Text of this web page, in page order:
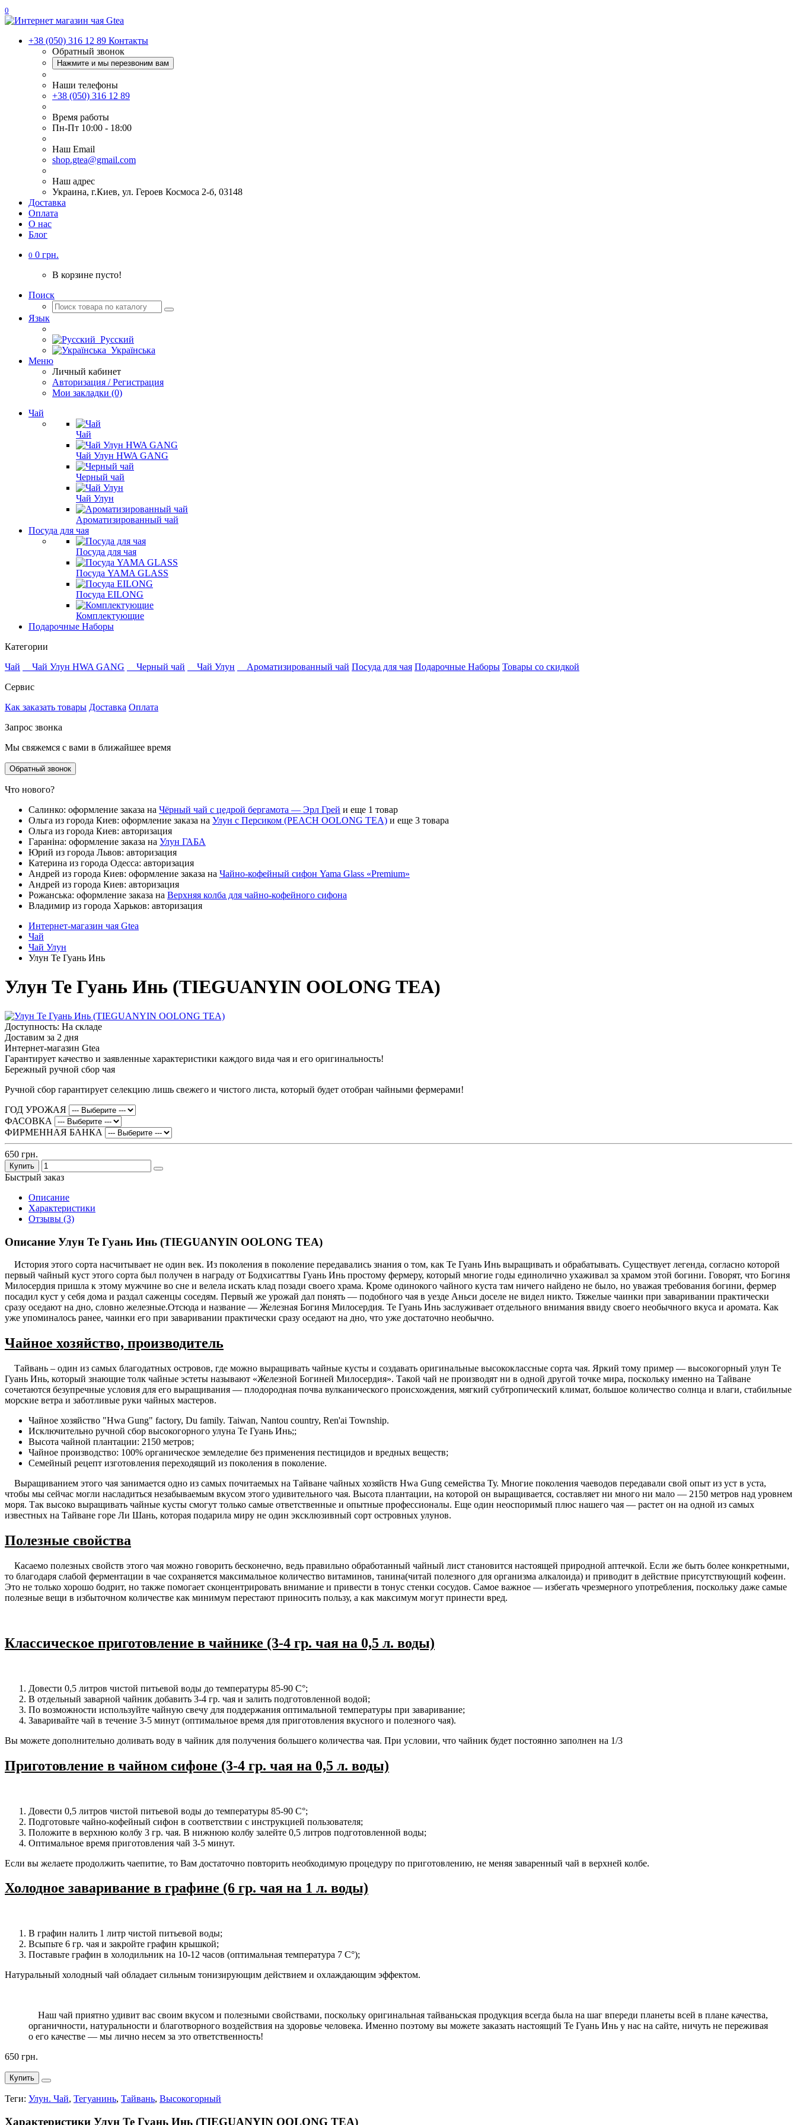
0
+38 (050) 316 12 89 Контакты
Обратный звонок
Нажмите и мы перезвоним вам
Наши телефоны
+38 (050) 316 12 89
Время работы
Пн-Пт 10:00 - 18:00
Наш Еmail
shop.gtea@gmail.com
Наш адрес
Украина, г.Киев, ул. Героев Космоса 2-б, 03148
Доставка
Оплата
О нас
Блог
0 0 грн.
В корзине пусто!
Поиск
Язык
Русский
Українська
Меню
Личный кабинет
Авторизация / Регистрация
Мои закладки (0)
Чай
Чай
Чай Улун HWA GANG
Черный чай
Чай Улун
Ароматизированный чай
Посуда для чая
Посуда для чая
Посуда YAMA GLASS
Посуда EILONG
Комплектующие
Подарочные Наборы
Категории
Чай
Чай Улун HWA GANG Черный чай Чай Улун Ароматизированный чай Посуда для чая Подарочные Наборы Товары со скидкой
Сервис
Как заказать товары Доставка Оплата
Запрос звонка
Мы свяжемся с вами в ближайшее время
Обратный звонок
Что нового?
Салинко: оформление заказа на Чёрный чай с цедрой бергамота — Эрл Грей и еще 1 товар
Ольга из города Киев: оформление заказа на Улун с Персиком (PEACH OOLONG TEA) и еще 3 товара
Ольга из города Киев: авторизация
Гараніна: оформление заказа на Улун ГАБА
Юрий из города Львов: авторизация
Катерина из города Одесса: авторизация
Андрей из города Киев: оформление заказа на Чайно-кофейный сифон Yama Glass «Premium»
Андрей из города Киев: авторизация
Рожанська: оформление заказа на Верхняя колба для чайно-кофейного сифона
Владимир из города Харьков: авторизация
Интернет-магазин чая Gtea
Чай
Чай Улун
Улун Те Гуань Инь
Улун Те Гуань Инь (TIEGUANYIN OOLONG TEA)
Доступность: На складе
Доставим за 2 дня
Интернет-магазин Gtea
Гарантирует качество и заявленные характеристики каждого вида чая и его оригинальность!
Бережный ручной сбор чая
Ручной сбор гарантирует селекцию лишь свежего и чистого листа, который будет отобран чайными фермерами!
ГОД УРОЖАЯ
ФАСОВКА
ФИРМЕННАЯ БАНКА
650 грн.
Купить
Быстрый заказ
Описание
Характеристики
Отзывы (3)
Описание Улун Те Гуань Инь (TIEGUANYIN OOLONG TEA)
История этого сорта насчитывает не один век. Из поколения в поколение передавались знания о том, как Те Гуань Инь выращивать и обрабатывать. Существует легенда, согласно которой
первый чайный куст этого сорта был получен в награду от Бодхисаттвы Гуань Инь простому фермеру, который многие годы единолично ухаживал за храмом этой богини. Говорят, что Богиня
Милосердия пришла к этому мужчине во сне и велела искать клад позади своего храма. Кроме одинокого чайного куста там ничего найдено не было, но уважая требования богини, фермер
посадил куст у себя дома и раздал саженцы соседям. Первый же урожай дал понять — подобного чая в уезде Аньси доселе не видел никто. Тяжелые чаинки при заваривании практически
сразу оседают на дно, словно железные.Отсюда и название — Железная Богиня Милосердия. Те Гуань Инь заслуживает отдельного внимания ввиду своего необычного вкуса и аромата. Как
уже упоминалось ранее, чаинки его при заваривании практически сразу оседают на дно, что уже достаточно необычно.
Чайное хозяйство, производитель
Тайвань – один из самых благодатных островов, где можно выращивать чайные кусты и создавать оригинальные высококлассные сорта чая. Яркий тому пример — высокогорный улун Те
Гуань Инь, который знающие толк чайные эстеты называют «Железной Богиней Милосердия». Такой чай не производят ни в одной другой точке мира, поскольку именно на Тайване
сочетаются безупречные условия для его выращивания — плодородная почва вулканического происхождения, мягкий субтропический климат, большое количество солнца и влаги, стабильные
морские ветра и заботливые руки чайных мастеров.
Чайное хозяйство "Hwa Gung" factory, Du family. Taiwan, Nantou country, Ren'ai Township.
Исключительно ручной сбор высокогорного улуна Те Гуань Инь;;
Высота чайной плантации: 2150 метров;
Чайное производство: 100% органическое земледелие без применения пестицидов и вредных веществ;
Семейный рецепт изготовления переходящий из поколения в поколение.
Выращиванием этого чая занимается одно из самых почитаемых на Тайване чайных хозяйств Hwa Gung семейства Ту. Многие поколения чаеводов передавали свой опыт из уст в уста,
чтобы мы сейчас могли насладиться незабываемым вкусом этого удивительного чая. Высота плантации, на которой он выращивается, составляет ни много ни мало — 2150 метров над уровнем
моря. Так высоко выращивать чайные кусты смогут только самые ответственные и опытные профессионалы. Еще один неоспоримый плюс нашего чая — растет он на одной из самых
известных на Тайване горе Ли Шань, которая подарила миру не один эксклюзивный сорт островных улунов.
Полезные свойства
Касаемо полезных свойств этого чая можно говорить бесконечно, ведь правильно обработанный чайный лист становится настоящей природной аптечкой. Если же быть более конкретными,
то благодаря слабой ферментации в чае сохраняется максимальное количество витаминов, танина(читай полезного для организма алкалоида) и приводит в действие присутствующий кофеин.
Это не только хорошо бодрит, но также помогает сконцентрировать внимание и привести в тонус стенки сосудов. Самое важное — избегать чрезмерного употребления, поскольку даже самые
полезные вещи в избыточном количестве как минимум перестают приносить пользу, а как максимум могут принести вред.
Классическое приготовление в чайнике (3-4 гр. чая на 0,5 л. воды)
Довести 0,5 литров чистой питьевой воды до температуры 85-90 С°;
В отдельный заварной чайник добавить 3-4 гр. чая и залить подготовленной водой;
По возможности используйте чайную свечу для поддержания оптимальной температуры при заваривание;
Заваривайте чай в течение 3-5 минут (оптимальное время для приготовления вкусного и полезного чая).
Вы можете дополнительно доливать воду в чайник для получения большего количества чая. При условии, что чайник будет постоянно заполнен на 1/3
Приготовление в чайном сифоне (3-4 гр. чая на 0,5 л. воды)
Довести 0,5 литров чистой питьевой воды до температуры 85-90 С°;
Подготовьте чайно-кофейный сифон в соответствии с инструкцией пользователя;
Положите в верхнюю колбу 3 гр. чая. В нижнюю колбу залейте 0,5 литров подготовленной воды;
Оптимальное время приготовления чай 3-5 минут.
Если вы желаете продолжить чаепитие, то Вам достаточно повторить необходимую процедуру по приготовлению, не меняя заваренный чай в верхней колбе.
Холодное заваривание в графине (6 гр. чая на 1 л. воды)
В графин налить 1 литр чистой питьевой воды;
Всыпьте 6 гр. чая и закройте графин крышкой;
Поставьте графин в холодильник на 10-12 часов (оптимальная температура 7 С°);
Натуральный холодный чай обладает сильным тонизирующим действием и охлаждающим эффектом.
Наш чай приятно удивит вас своим вкусом и полезными свойствами, поскольку оригинальная тайваньская продукция всегда была на шаг впереди планеты всей в плане качества,
органичности, натуральности и благотворного воздействия на здоровье человека. Именно поэтому вы можете заказать настоящий Те Гуань Инь у нас на сайте, ничуть не переживая
о его качестве — мы лично несем за это ответственность!
650 грн.
Купить
Теги: Улун. Чай, Тегуанинь, Тайвань, Высокогорный
Характеристики Улун Те Гуань Инь (TIEGUANYIN OOLONG TEA)